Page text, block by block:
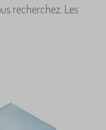
recherchez. Les